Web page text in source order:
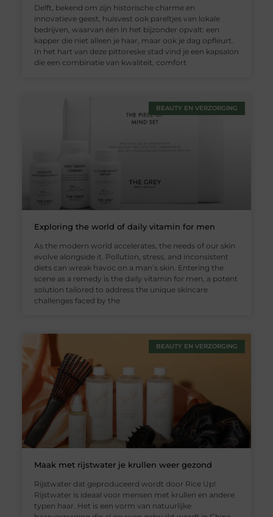
Delft, bekend om zijn historische charme en
innovatieve geest, huisvest ook pareltjes van lokale
bedrijven, waarvan één in het bijzonder opvalt: een
kapper die niet alleen je haar, maar ook je dag opfleurt.
In het hart van deze pittoreske stad vind je een kapsalon
die een combinatie van kwaliteit, comfort
BEAUTY EN VERZORGING
Exploring the world of daily vitamin for men
As the modern world accelerates, the needs of our skin
evolve alongside it. Pollution, stress, and inconsistent
diets can wreak havoc on a man’s skin. Entering the
scene as a remedy is the daily vitamin for men, a potent
solution tailored to address the unique skincare
challenges faced by the
BEAUTY EN VERZORGING
Maak met rijstwater je krullen weer gezond
Rijstwater dat geproduceerd wordt door Rice Up!
Rijstwater is ideaal voor mensen met krullen en andere
typen haar. Het is een vorm van natuurlijke